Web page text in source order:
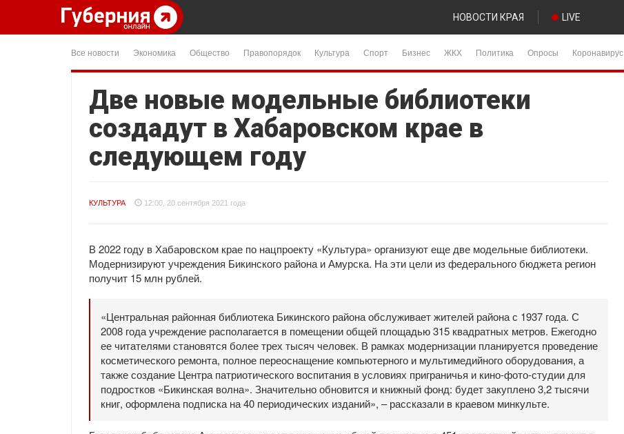
НОВОСТИ КРАЯ LIVE
Все новости Экономика Общество Правопорядок Культура Спорт Бизнес ЖКХ Политика Опросы Коронавирус
Две новые модельные библиотеки
создадут в Хабаровском крае в
следующем году
КУЛЬТУРА 12:00, 20 сентября 2021 года
В 2022 году в Хабаровском крае по нацпроекту «Культура» организуют еще две модельные библиотеки.
Модернизируют учреждения Бикинского района и Амурска. На эти цели из федерального бюджета регион
получит 15 млн рублей.
«Центральная районная библиотека Бикинского района обслуживает жителей района с 1937 года. С
2008 года учреждение располагается в помещении общей площадью 315 квадратных метров. Ежегодно
ее читателями становятся более трех тысяч человек. В рамках модернизации планируется проведение
косметического ремонта, полное переоснащение компьютерного и мультимедийного оборудования, а
также создание Центра патриотического воспитания в условиях приграничья и кино-фото-студии для
подростков «Бикинская волна». Значительно обновится и книжный фонд: будет закуплено 3,2 тысячи
книг, оформлена подписка на 40 периодических изданий», – рассказали в краевом минкульте.